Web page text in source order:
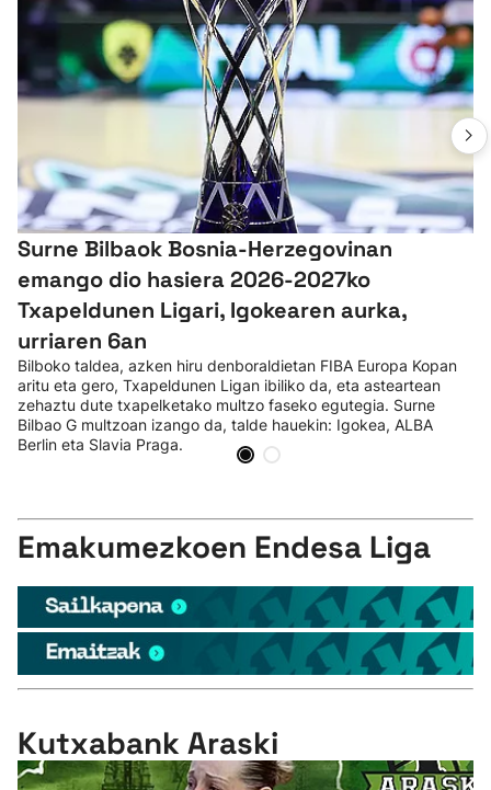
Surne Bilbaok Bosnia-Herzegovinan
emango dio hasiera 2026-2027ko
Txapeldunen Ligari, Igokearen aurka,
urriaren 6an
Bilboko taldea, azken hiru denboraldietan FIBA Europa Kopan
aritu eta gero, Txapeldunen Ligan ibiliko da, eta asteartean
zehaztu dute txapelketako multzo faseko egutegia. Surne
Bilbao G multzoan izango da, talde hauekin: Igokea, ALBA
Berlin eta Slavia Praga.
Emakumezkoen Endesa Liga
Kutxabank Araski